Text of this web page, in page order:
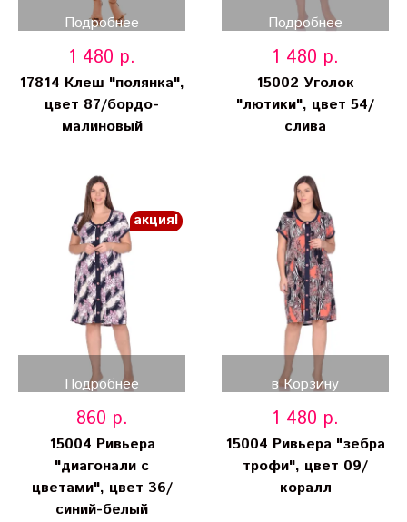
Подробнее
1 480 р.
17814 Клеш "полянка",
цвет 87/бордо-
малиновый
Подробнее
1 480 р.
15002 Уголок
"лютики", цвет 54/
слива
Подробнее
акция!
860 р.
15004 Ривьера
"диагонали с
цветами", цвет 36/
синий-белый
в Корзину
1 480 р.
15004 Ривьера "зебра
трофи", цвет 09/
коралл